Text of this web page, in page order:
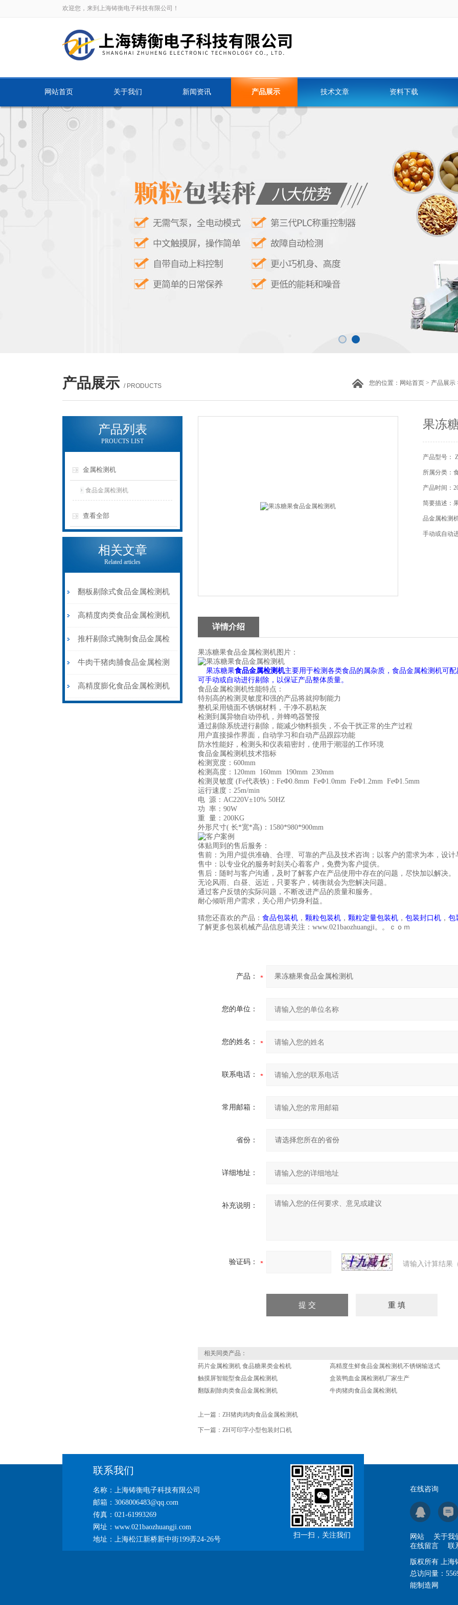
欢迎您，来到上海铸衡电子科技有限公司！
网站首页 关于我们 新闻资讯 产品展示 技术文章 资料下载
产品展示 / PRODUCTS 您的位置： 网站首页 > 产品展示
产品列表
PROUCTS LIST
金属检测机
食品金属检测机
查看全部
相关文章
Related articles
翻板剔除式食品金属检测机
速冻肉类金属检测器
高精度肉类食品金属检测机
推杆剔除式
推杆剔除式腌制食品金属检
测机液晶显示屏
牛肉干猪肉脯食品金属检测
机皮带输送剔除式
高精度膨化食品金属检测机
果冻
产品型号：
所属分类：
产品时间：
简要描述：
品金属检测
手动或自动
详情介绍
果冻糖果食品金属检测机图片：
果冻糖果食品金属检测机主要用于检测各类食品的属杂质，食品金属检测机可
可手动或自动进行剔除，以保证产品整体质量。
食品金属检测机性能特点：
特别高的检测灵敏度和强的产品将就抑制能力
整机采用镜面不锈钢材料，干净不易粘灰
检测到属异物自动停机，并蜂鸣器警报
通过剔除系统进行剔除，能减少物料损失，不会干扰正常的生产过程
用户直接操作界面，自动学习和自动产品跟踪功能
防水性能好，检测头和仪表箱密封，使用于潮湿的工作环境
食品金属检测机技术指标
检测宽度：600mm
检测高度：120mm 160mm 190mm 230mm
检测灵敏度 (Fe代表铁)：FeΦ0.8mm FeΦ1.0mm FeΦ1.2mm FeΦ1.5mm
运行速度：25m/min
电 源：AC220V±10% 50HZ
功 率：90W
重 量：200KG
外形尺寸( 长*宽*高)：1580*980*900mm
体贴周到的售后服务：
售前：为用户提供准确、合理、可靠的产品及技术咨询；以客户的需求为本，设计
售中：以专业化的服务时刻关心着客户，免费为客户提供。
售后：随时与客户沟通，及时了解客户在产品使用中存在的问题，尽快加以解决。
无论风雨、白昼、远近，只要客户，铸衡就会为您解决问题。
通过客户反馈的实际问题，不断改进产品的质量和服务。
耐心倾听用户需求，关心用户切身利益。
猜您还喜欢的产品： 食品包装机 ， 颗粒包装机 ， 颗粒定量包装机 ， 包装封口机 ， 包
了解更多包装机械产品信息请关注：www.021baozhuangji。。ｃｏｍ
产品：
您的单位：
您的姓名：
联系电话：
常用邮箱：
省份：
详细地址：
补充说明：
验证码： 请输入计算结果
相关同类产品：
药片金属检测机 食品糖果类金检机
高精度生鲜食品金属检测机不锈钢输送式
触摸屏智能型食品金属检测机
盒装鸭血金属检测机厂家生产
翻版剔除肉类食品金属检测机
牛肉猪肉食品金属检测机
上一篇： ZH猪肉鸡肉食品金属检测机
下一篇： ZH可印字小型包装封口机
联系我们
名称：上海铸衡电子科技有限公司
邮箱：3068006483@qq.com
传真：021-61993269
网址：www.021baozhuangji.com
地址：上海松江新桥新中街199弄24-26号
扫一扫，关注我们
在线咨询
网站 关于我
在线留言
联
版权所有 上海
总访问量：
能制造网